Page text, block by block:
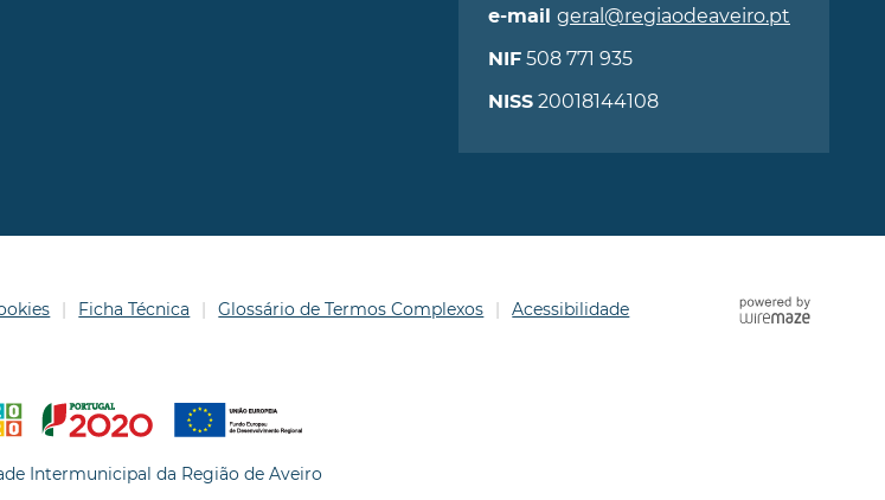
e-mail geral@regiaodeaveiro.pt
NIF508 771 935
NISS20018144108
Ficha Técnica Glossário de Termos Complexos Acessibilidade
Intermunicipal da Região de Aveiro